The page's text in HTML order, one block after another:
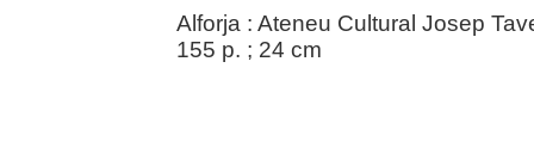
Alforja : Ateneu Cultural Josep
155 p. ; 24 cm